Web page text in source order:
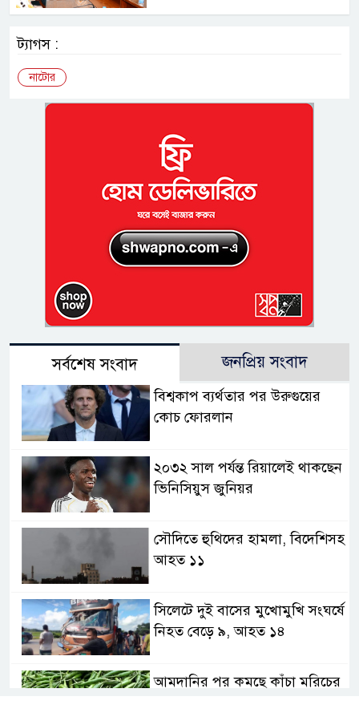
ট্যাগস :
নাটোর
সর্বশেষ সংবাদ জনপ্রিয় সংবাদ
বিশ্বকাপ ব্যর্থতার পর উরুগুয়ের
কোচ ফোরলান
২০৩২ সাল পর্যন্ত রিয়ালেই থাকছেন
ভিনিসিয়ুস জুনিয়র
সৌদিতে হুথিদের হামলা, বিদেশিসহ
আহত ১১
সিলেটে দুই বাসের মুখোমুখি সংঘর্ষে
নিহত বেড়ে ৯, আহত ১৪
আমদানির পর কমছে কাঁচা মরিচের